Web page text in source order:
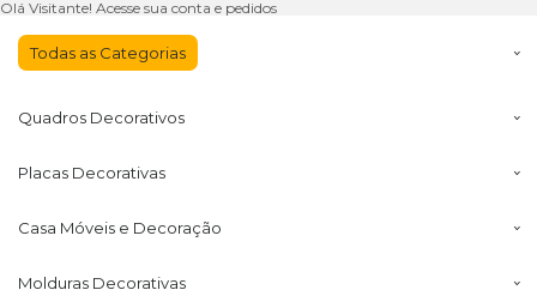
Olá Visitante! Acesse sua conta e pedidos
Todas as Categorias
Quadros Decorativos
Placas Decorativas
Casa Móveis e Decoração
Molduras Decorativas